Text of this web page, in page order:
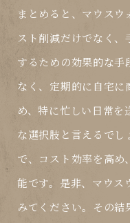
まとめると、マウスウ
スト削減だけでなく
するための効果的な手
なく、定期的に自宅に
め、特に忙しい日常
な選択肢と言えるでし
で、コスト効率を高め
能です。是非、マウス
みてください。その